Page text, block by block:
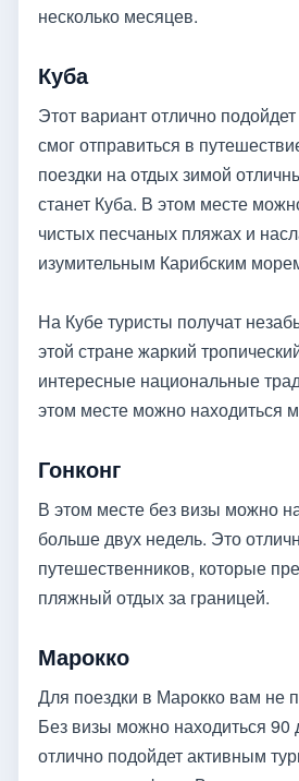
несколько месяцев.
Куба
Этот вариант отлично
смог отправиться в
поездки на отдых зимой
станет Куба. В этом месте
чистых песчаных пляжах и
изумительным Карибским
На Кубе туристы получат
этой стране жаркий
интересные национальные
этом месте можно находиться
Гонконг
В этом месте без визы можно
больше двух недель. Это
путешественников, которые
пляжный отдых за границей.
Марокко
Для поездки в Марокко вам не
Без визы можно находиться 90
отлично подойдет активным